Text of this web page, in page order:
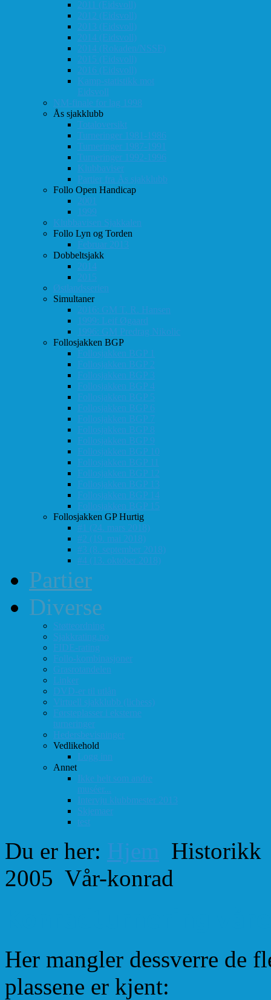
2011 (Eidsvoll)
2012 (Eidsvoll)
2013 (Eidsvoll)
2014 (Eidsvoll)
2014 (Rokaden/NSSF)
2015 (Eidsvoll)
2016 (Eidsvoll)
Kamp-statistikk mot
Eidsvoll
NM-finale for lag 1998
Ås sjakklubb
Totaloversikt
Turneringer 1981-1986
Turneringer 1987-1991
Turneringer 1992-1996
Klubbaviser
Partier fra Ås sjakklubb
Follo Open Handicap
2001
1999
Klubbavisen Sjakkalen
Follo Lyn og Torden
Februar 2013
Dobbeltsjakk
2014
2015
Østlandsserien
Simultaner
2016: GM T. R. Hansen
1999: Leif Øgaard
1996: GM Predrag Nikolic
Follosjakken BGP
Follosjakken BGP 1
Follosjakken BGP 2
Follosjakken BGP 3
Follosjakken BGP 4
Follosjakken BGP 5
Follosjakken BGP 6
Follosjakken BGP 7
Follosjakken BGP 8
Follosjakken BGP 9
Follosjakken BGP 10
Follosjakken BGP 11
Follosjakken BGP 12
Follosjakken BGP 13
Follosjakken BGP 14
Follosjakken BGP 15
Follosjakken GP Hurtig
#1 (24. mars 2018)
#2 (19. mai 2018)
#3 (8. september 2018)
#4 (13. oktober 2018)
Partier
Diverse
Støtteordning
Sjakkrating.no
FIDE-rating
Follo-kombinasjoner
Grasrotandelen
Linker
DVD-er til utlån
Virtuell sjakklubb (lichess)
Førsteplasser i eksterne
turneringer
Hedersbevisninger
Vedlikehold
Logg inn
Annet
Ikke helt som andre
muséer...
Intervju klubbmester 2013
Skjemaer
test
Du er her: Hjem Historikk
2005 Vår-konrad
Her mangler dessverre de
plassene er kjent: